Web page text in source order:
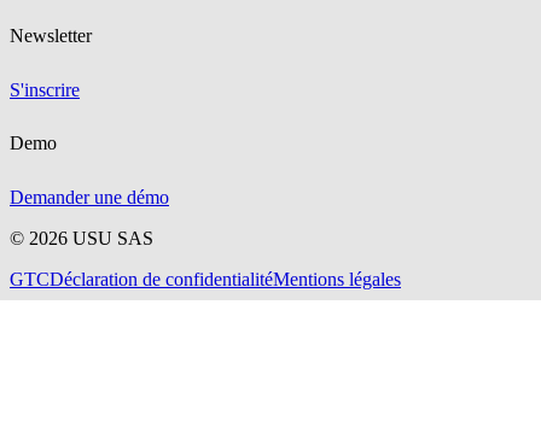
Newsletter
S'inscrire
Demo
Demander une démo
© 2026 USU SAS
GTCDéclaration de confidentialitéMentions légales